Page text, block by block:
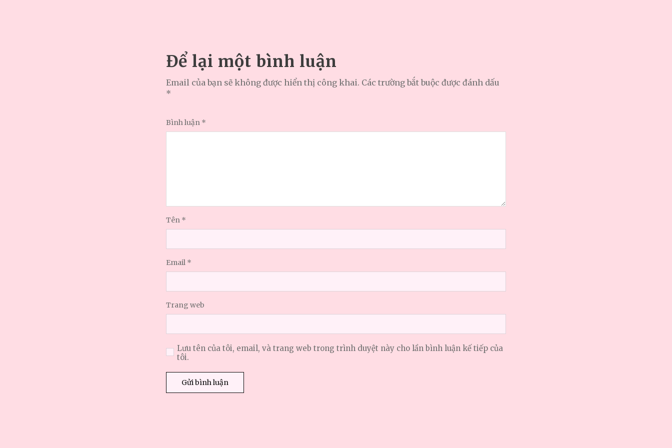
Để lại một bình luận
Email của bạn sẽ không được hiển thị công khai. Các trường bắt buộc được đánh dấu
*
Bình luận *
Tên *
Email *
Trang web
Lưu tên của tôi, email, và trang web trong trình duyệt này cho lần bình luận kế tiếp của
tôi.